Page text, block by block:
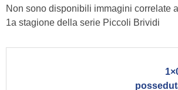
Non sono disponibili immagini correlate
1a stagione della serie Piccoli Brividi